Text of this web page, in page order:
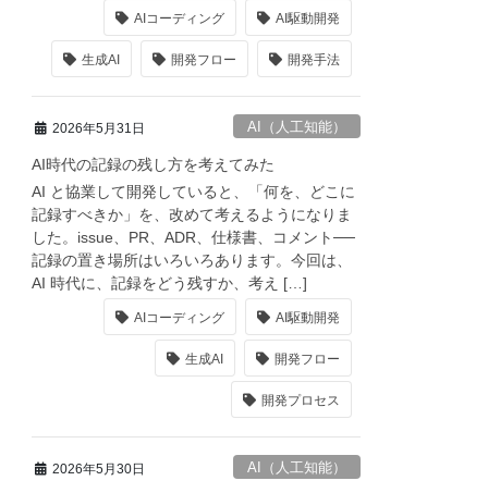
AIコーディング AI駆動開発
生成AI 開発フロー 開発手法
2026年5月31日 AI（人工知能）
AI時代の記録の残し方を考えてみた
AI と協業して開発していると、「何を、どこに
記録すべきか」を、改めて考えるようになりま
した。issue、PR、ADR、仕様書、コメント──
記録の置き場所はいろいろあります。今回は、
AI 時代に、記録をどう残すか、考え […]
AIコーディング AI駆動開発
生成AI 開発フロー
開発プロセス
2026年5月30日 AI（人工知能）